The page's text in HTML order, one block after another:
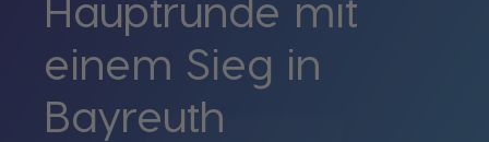
einem Sieg in
Bayreuth